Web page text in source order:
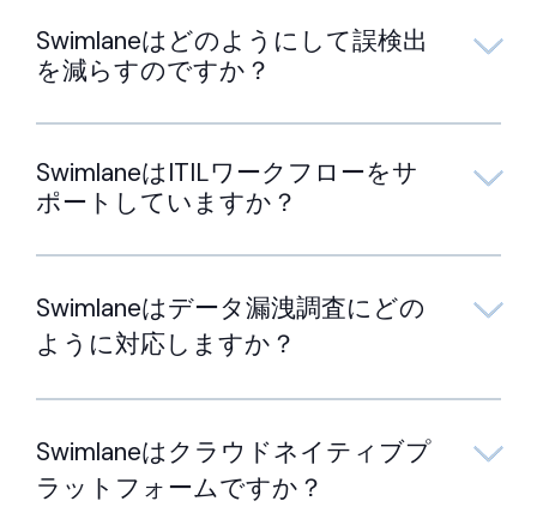
Swimlaneはどのようにして誤検出
を減らすのですか？
SwimlaneはITILワークフローをサ
ポートしていますか？
Swimlaneはデータ漏洩調査にどの
ように対応しますか？
Swimlaneはクラウドネイティブプ
ラットフォームですか？